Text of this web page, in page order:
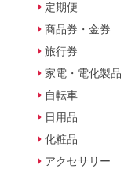
定期便
商品券・金券
旅行券
家電・電化製品
自転車
日用品
化粧品
アクセサリー